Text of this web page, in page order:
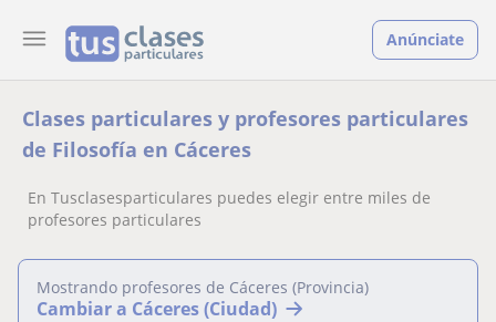
Anúnciate
Clases particulares y profesores particulares
de Filosofía en Cáceres
En Tusclasesparticulares puedes elegir entre miles de
profesores particulares
Mostrando profesores de Cáceres (Provincia)
Cambiar a Cáceres (Ciudad)